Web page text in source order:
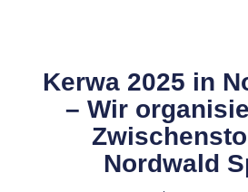
Kerwa 2025 in
– Wir
Nordwald